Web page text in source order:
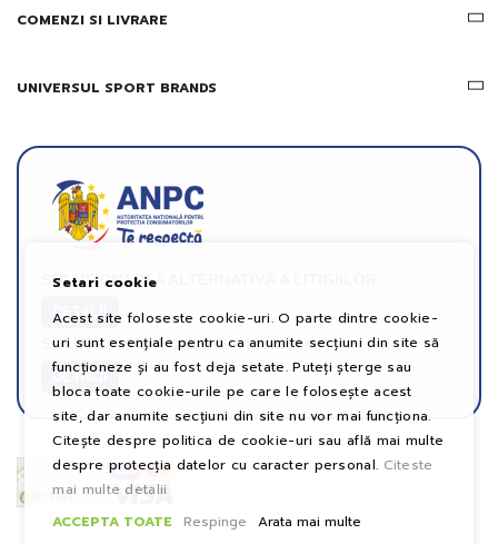
COMENZI SI LIVRARE
UNIVERSUL SPORT BRANDS
SOLUȚIONAREA ALTERNATIVĂ A LITIGIILOR
DETALII
SOLUȚIONAREA ONLINE A LITIGIILOR
DETALII
Setari cookie
Acest site foloseste cookie-uri. O parte dintre cookie-
uri sunt esențiale pentru ca anumite secțiuni din site să
funcționeze și au fost deja setate. Puteți șterge sau
bloca toate cookie-urile pe care le folosește acest
site, dar anumite secțiuni din site nu vor mai funcționa.
Citește despre politica de cookie-uri sau află mai multe
despre protecția datelor cu caracter personal. Citeste
mai multe detalii
ACCEPTA TOATE
Respinge
Arata mai multe